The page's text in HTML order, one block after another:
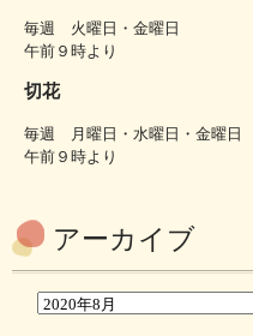
毎週 火曜日・金曜日
午前９時より
切花
毎週 月曜日・水曜日・金曜日
午前９時より
アーカイブ